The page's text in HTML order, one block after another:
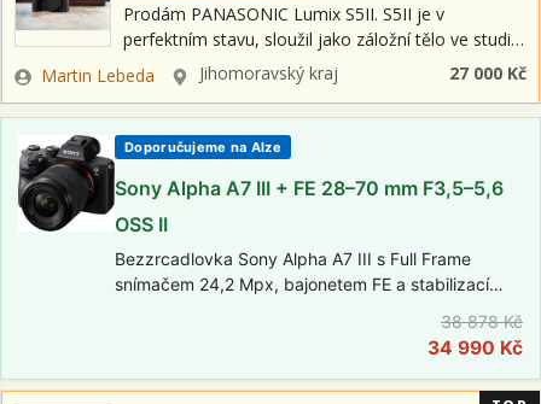
Prodám PANASONIC Lumix S5II. S5II je v
perfektním stavu, sloužil jako záložní tělo ve studiu
na video a jako záloha na zakázky. Minimálně
používaný. Stáří - za dva…
Zadavatel
Martin Lebeda LokalitaJihomoravský kraj 27 000 Kč
Doporučujeme na Alze
Sony Alpha A7 III + FE 28–70 mm F3,5–5,6
OSS II
Bezzrcadlovka Sony Alpha A7 III s Full Frame
snímačem 24,2 Mpx, bajonetem FE a stabilizací
2,36 Mpx, výklopný dotykový displej, video ve 4K.
38 878 Kč
34 990 Kč